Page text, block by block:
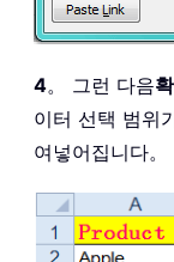
4。 그런 다음
이터 선택 범위
여넣어집니다。